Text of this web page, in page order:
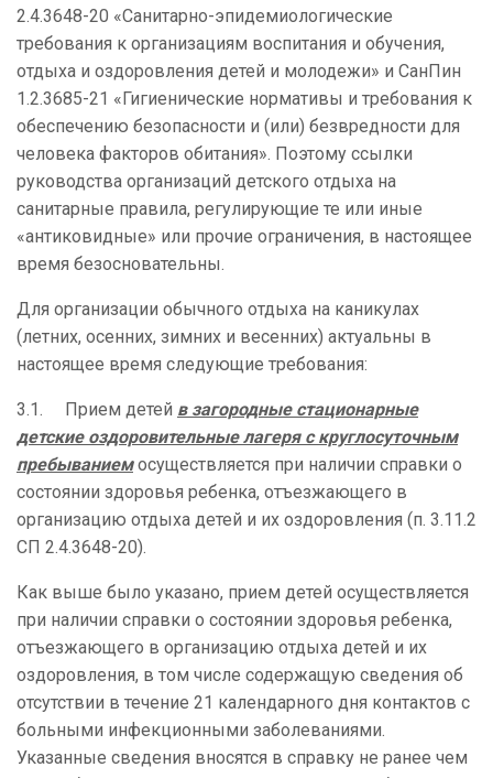
2.4.3648-20 «Санитарно-эпидемиологические
требования к организациям воспитания и обучения,
отдыха и оздоровления детей и молодежи» и СанПин
1.2.3685-21 «Гигиенические нормативы и требования к
обеспечению безопасности и (или) безвредности для
человека факторов обитания». Поэтому ссылки
руководства организаций детского отдыха на
санитарные правила, регулирующие те или иные
«антиковидные» или прочие ограничения, в настоящее
время безосновательны.
Для организации обычного отдыха на каникулах
(летних, осенних, зимних и весенних) актуальны в
настоящее время следующие требования:
3.1. Прием детей в загородные стационарные
детские оздоровительные лагеря с круглосуточным
пребываниемосуществляется при наличии справки о
состоянии здоровья ребенка, отъезжающего в
организацию отдыха детей и их оздоровления (п. 3.11.2
СП 2.4.3648-20).
Как выше было указано, прием детей осуществляется
при наличии справки о состоянии здоровья ребенка,
отъезжающего в организацию отдыха детей и их
оздоровления, в том числе содержащую сведения об
отсутствии в течение 21 календарного дня контактов с
больными инфекционными заболеваниями.
Указанные сведения вносятся в справку не ранее чем